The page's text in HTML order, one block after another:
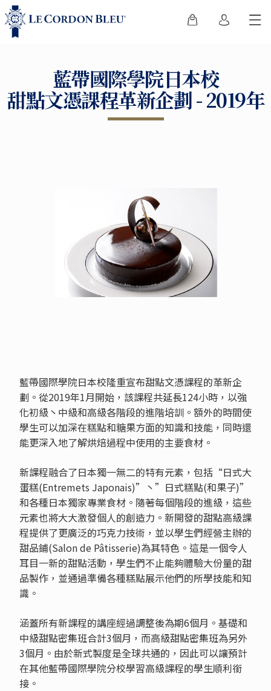
藍帶國際學院日本校
甜點文憑課程革新企劃 - 2019年
藍帶國際學院日本校隆重宣布甜點文憑課程的革新企
劃。從2019年1月開始，該課程共延長124小時，以強
化初級丶中級和高級各階段的進階培訓。額外的時間使
學生可以加深在糕點和糖果方面的知識和技能，同時還
能更深入地了解烘焙過程中使用的主要食材。
新課程融合了日本獨一無二的特有元素，包括“日式大
蛋糕(Entremets Japonais)”丶”日式糕點(和果子)”
和各種日本獨家專業食材。隨著每個階段的進級，這些
元素也將大大激發個人的創造力。新開發的甜點高級課
程提供了更廣泛的巧克力技術，並以學生們經營主辦的
甜品鋪(Salon de Pâtisserie)為其特色。這是一個令人
耳目一新的甜點活動，學生們不止能夠體驗大份量的甜
品製作，並通過準備各種糕點展示他們的所學技能和知
識。
涵蓋所有新課程的講座經過調整後為期6個月。基礎和
中級甜點密集班合計3個月，而高級甜點密集班為另外
3個月。由於新式製度是全球共通的，因此可以讓預計
在其他藍帶國際學院分校學習高級課程的學生順利銜
接。